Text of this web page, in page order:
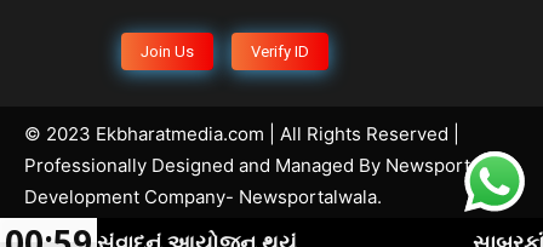
Join Us Verify ID
© 2023 Ekbharatmedia.com | All Rights Reserved |
Professionally Designed and Managed By Newsportal
Development Company- Newsportalwala.